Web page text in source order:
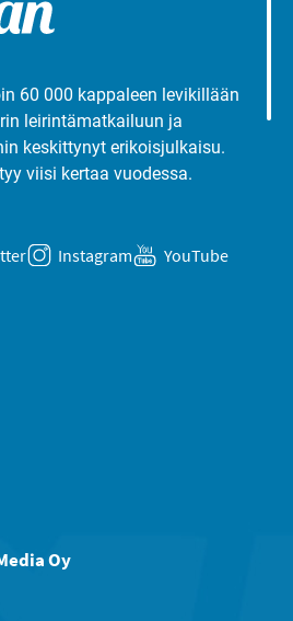
60 000 kappaleen levikillään
leirintämatkailuun ja
keskittynyt erikoisjulkaisu.
viisi kertaa vuodessa.
Instagram YouTube
Oy